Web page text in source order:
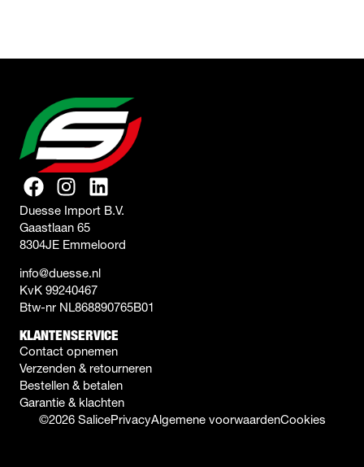
Duesse Import B.V.
Gaastlaan 65
8304JE Emmeloord
info@duesse.nl
KvK 99240467
Btw-nr NL868890765B01
KLANTENSERVICE
Contact opnemen
Verzenden & retourneren
Bestellen & betalen
Garantie & klachten
©2026 SalicePrivacyAlgemene voorwaardenCookies